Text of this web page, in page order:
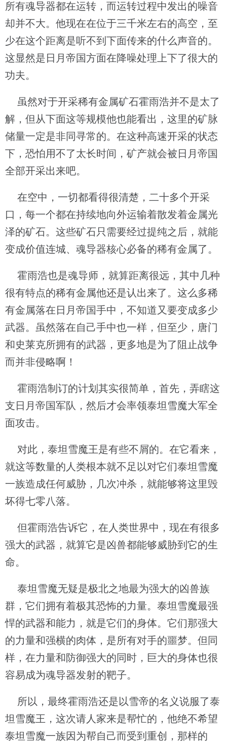
所有魂导器都在运转，而运转过程中发出的噪音
却并不大。他现在在位于三千米左右的高空，至
少在这个距离是听不到下面传来的什么声音的。
这显然是日月帝国方面在降噪处理上下了很大的
功夫。
虽然对于开采稀有金属矿石霍雨浩并不是太了
解，但从下面这等规模他也能看出，这里的矿脉
储量一定是非同寻常的。在这种高速开采的状态
下，恐怕用不了太长时间，矿产就会被日月帝国
全部开采出来吧。
在空中，一切都看得很清楚，二十多个开采
口，每一个都在持续地向外运输着散发着金属光
泽的矿石。这些矿石只需要经过提纯之后，就能
变成价值连城、魂导器核心必备的稀有金属了。
霍雨浩也是魂导师，就算距离很远，其中几种
很有特点的稀有金属他还是认出来了。这么多稀
有金属落在日月帝国手中，不知道又要变成多少
武器。虽然落在自己手中也一样，但至少，唐门
和史莱克所拥有的武器，更多地是为了阻止战争
而并非侵略啊！
霍雨浩制订的计划其实很简单，首先，弄瞎这
支日月帝国军队，然后才会率领泰坦雪魔大军全
面攻击。
对此，泰坦雪魔王是有些不屑的。在它看来，
就这等数量的人类根本就不足以对它们泰坦雪魔
一族造成任何威胁，几次冲杀，就能够将这里毁
坏得七零八落。
但霍雨浩告诉它，在人类世界中，现在有很多
强大的武器，就算它是凶兽都能够威胁到它的生
命。
泰坦雪魔无疑是极北之地最为强大的凶兽族
群，它们拥有着极其恐怖的力量。泰坦雪魔最强
悍的武器和能力，就是它们的身体。它们那强大
的力量和强横的肉体，是所有对手的噩梦。但同
样，在力量和防御强大的同时，巨大的身体也很
容易成为魂导器发射的靶子。
所以，最终霍雨浩还是以雪帝的名义说服了泰
坦雪魔王，这次请人家来是帮忙的，他绝不希望
泰坦雪魔一族因为帮自己而受到重创，那样的